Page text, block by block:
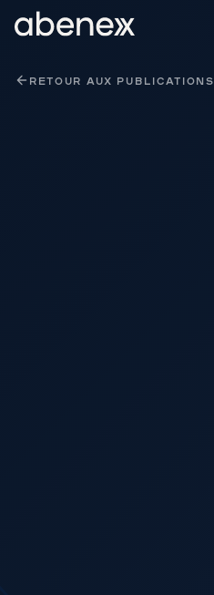
RETOUR AUX PUBLICATIONS
Panneau de gestion des cookies